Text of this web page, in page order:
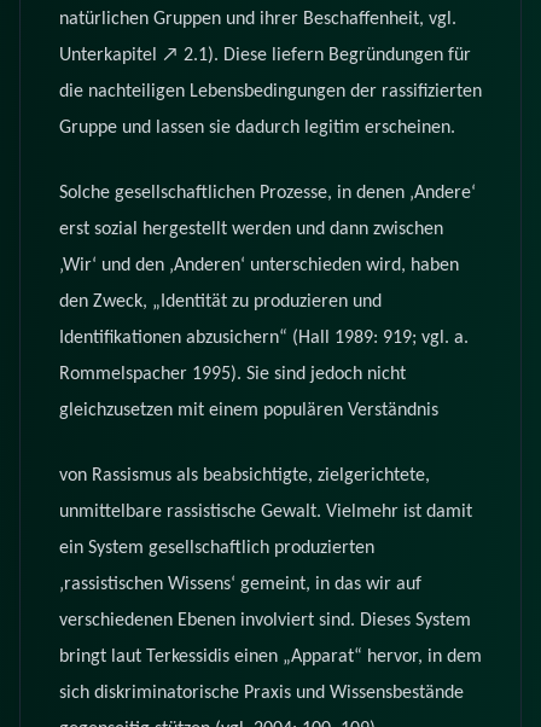
natürlichen Gruppen und ihrer Beschaffenheit, vgl.
Unterkapitel ↗ 2.1). Diese liefern Begründungen für
die nachteiligen Lebensbedingungen der rassifizierten
Gruppe und lassen sie dadurch legitim erscheinen.
Solche gesellschaftlichen Prozesse, in denen ‚Andere‘
erst sozial hergestellt werden und dann zwischen
‚Wir‘ und den ‚Anderen‘ unterschieden wird, haben
den Zweck, „Identität zu produzieren und
Identifikationen abzusichern“ (Hall 1989: 919; vgl. a.
Rommelspacher 1995). Sie sind jedoch nicht
gleichzusetzen mit einem populären Verständnis
von Rassismus als beabsichtigte, zielgerichtete,
unmittelbare rassistische Gewalt. Vielmehr ist damit
ein System gesellschaftlich produzierten
‚rassistischen Wissens‘ gemeint, in das wir auf
verschiedenen Ebenen involviert sind. Dieses System
bringt laut Terkessidis einen „Apparat“ hervor, in dem
sich diskriminatorische Praxis und Wissensbestände